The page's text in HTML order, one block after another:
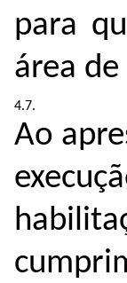
para
área
Ao